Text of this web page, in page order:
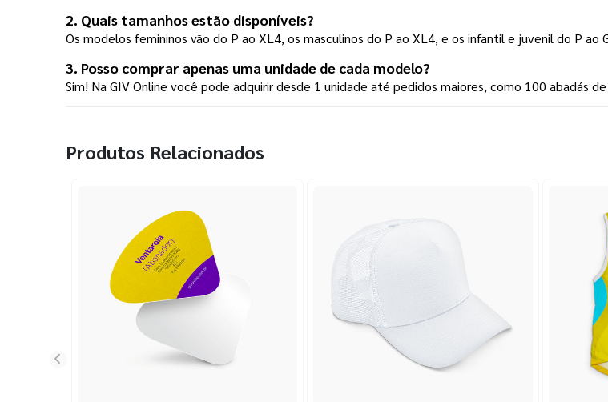
2. Quais tamanhos estão disponíveis?
Os modelos femininos vão do P ao XL4, os masculinos do P ao XL4, e os infantil e juvenil do P
3. Posso comprar apenas uma unidade de cada modelo?
Sim! Na GIV Online você pode adquirir desde 1 unidade até pedidos maiores, como 100 abadás
Produtos Relacionados